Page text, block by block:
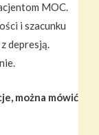
MOC.
i szacunku
depresją.
można mówić